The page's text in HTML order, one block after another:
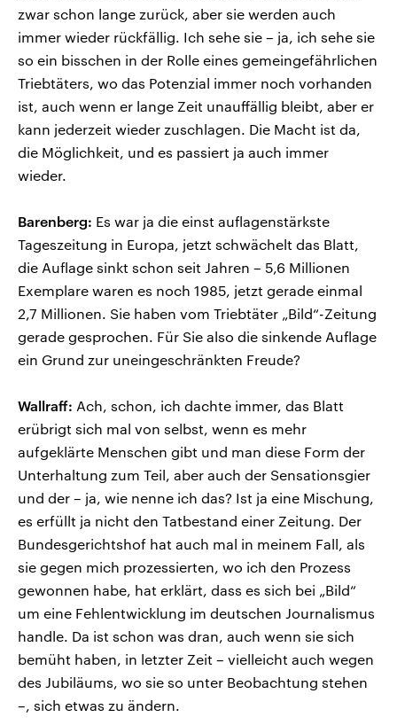
zwar schon lange zurück, aber sie werden auch
immer wieder rückfällig. Ich sehe sie – ja, ich sehe sie
so ein bisschen in der Rolle eines gemeingefährlichen
Triebtäters, wo das Potenzial immer noch vorhanden
ist, auch wenn er lange Zeit unauffällig bleibt, aber er
kann jederzeit wieder zuschlagen. Die Macht ist da,
die Möglichkeit, und es passiert ja auch immer
wieder.
Barenberg: Es war ja die einst auflagenstärkste
Tageszeitung in Europa, jetzt schwächelt das Blatt,
die Auflage sinkt schon seit Jahren – 5,6 Millionen
Exemplare waren es noch 1985, jetzt gerade einmal
2,7 Millionen. Sie haben vom Triebtäter „Bild“-Zeitung
gerade gesprochen. Für Sie also die sinkende Auflage
ein Grund zur uneingeschränkten Freude?
Wallraff: Ach, schon, ich dachte immer, das Blatt
erübrigt sich mal von selbst, wenn es mehr
aufgeklärte Menschen gibt und man diese Form der
Unterhaltung zum Teil, aber auch der Sensationsgier
und der – ja, wie nenne ich das? Ist ja eine Mischung,
es erfüllt ja nicht den Tatbestand einer Zeitung. Der
Bundesgerichtshof hat auch mal in meinem Fall, als
sie gegen mich prozessierten, wo ich den Prozess
gewonnen habe, hat erklärt, dass es sich bei „Bild“
um eine Fehlentwicklung im deutschen Journalismus
handle. Da ist schon was dran, auch wenn sie sich
bemüht haben, in letzter Zeit – vielleicht auch wegen
des Jubiläums, wo sie so unter Beobachtung stehen
–, sich etwas zu ändern.